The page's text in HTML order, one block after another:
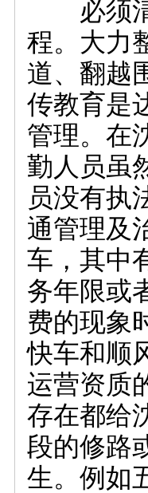
必须清
程。大力
道、翻越
传教育是
管理。在
勤人员虽
员没有执
通管理及
车，其中
务年限或
费的现象
快车和顺
运营资质
存在都给
段的修路
生。例如